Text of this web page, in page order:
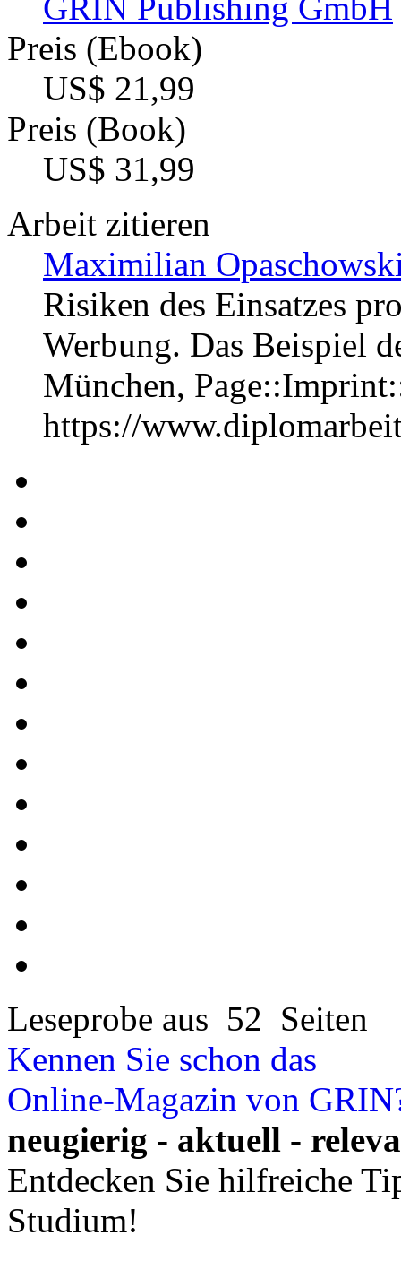
GRIN Publishing GmbH
Preis (Ebook)
US$ 21,99
Preis (Book)
US$ 31,99
Arbeit zitieren
Maximilian
Risiken des Einsatzes
Werbung. Das Beispiel
München,
https://
Leseprobe aus 52 Seiten
Kennen Sie schon das
Online-Magazin von
neugierig - aktuell -
Entdecken Sie hilfreiche
Studium!